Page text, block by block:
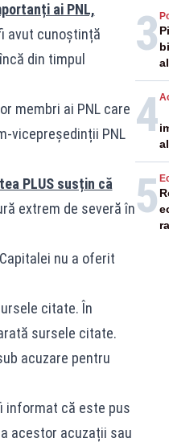
ai PNL,
avut cunoștință
din timpul
membri ai PNL care
vicepreședinții PNL
PLUS susțin că
extrem de severă în
nu a oferit
citate. În
sursele citate.
acuzare pentru
informat că este pus
acestor acuzații sau
3
4
5